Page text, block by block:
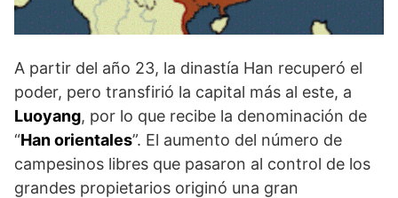
A partir del año 23, la dinastía Han recuperó el
poder, pero transfirió la capital más al este, a
Luoyang, por lo que recibe la denominación de
“Han orientales”. El aumento del número de
campesinos libres que pasaron al control de los
grandes propietarios originó una gran